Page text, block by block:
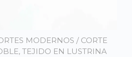
MODERNOS / CORTE
TEJIDO EN LUSTRINA